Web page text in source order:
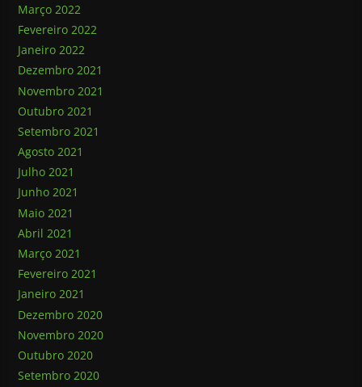
Março 2022
Fevereiro 2022
Janeiro 2022
Dezembro 2021
Novembro 2021
Outubro 2021
Setembro 2021
Agosto 2021
Julho 2021
Junho 2021
Maio 2021
Abril 2021
Março 2021
Fevereiro 2021
Janeiro 2021
Dezembro 2020
Novembro 2020
Outubro 2020
Setembro 2020